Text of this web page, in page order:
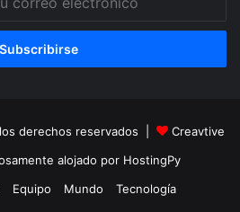
derechos reservados |
Creavtive
alojado por HostingPy
Equipo Mundo
Tecnología